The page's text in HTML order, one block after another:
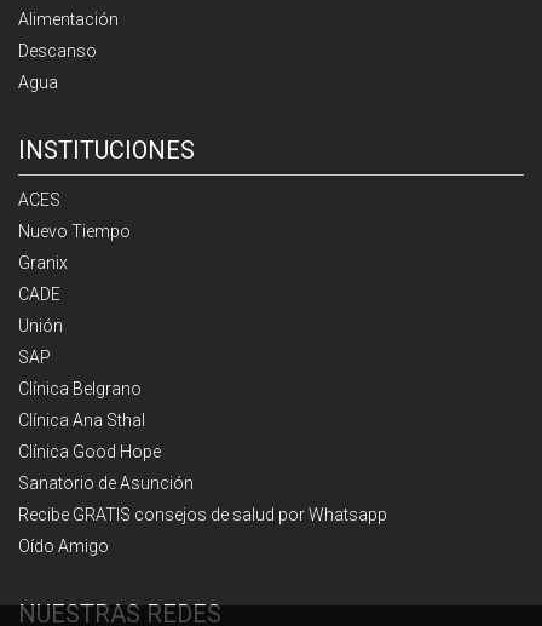
Alimentación
Descanso
Agua
INSTITUCIONES
ACES
Nuevo Tiempo
Granix
CADE
Unión
SAP
Clínica Belgrano
Clínica Ana Sthal
Clínica Good Hope
Sanatorio de Asunción
Recibe GRATIS consejos de salud por Whatsapp
Oído Amigo
NUESTRAS REDES